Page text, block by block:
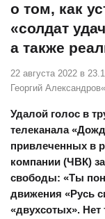
о том, как
«солдат
а также
22 августа 2022 в
Георгий Александров
Удалой голос в
телеканала
привлеченных в
компании (ЧВК)
свободы: «Ты
движения «Русь
«двухсотых». Нет